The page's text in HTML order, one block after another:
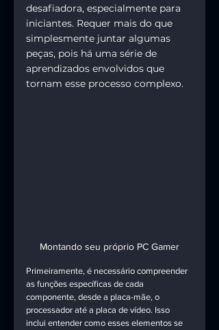
desafiadora, especialmente para
iniciantes. Requer mais do que
simplesmente juntar algumas
peças, pois há uma série de
aprendizados envolvidos que
tornam esse processo complexo.
Montando seu próprio PC Gamer
Primeiramente, é necessário compreender
as funções específicas de cada
componente, desde a placa-mãe, o
processador até a placa de vídeo. Isso
inclui entender como esses elementos se